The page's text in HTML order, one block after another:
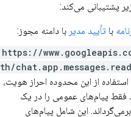
پشتیبانی می‌کند:
با تأیید مدیر با دامنه مجوز:
https://
th/
استفاده از این محدوده احراز هویت،
فقط پیام‌های عمومی را در یک
این شامل پیام‌های